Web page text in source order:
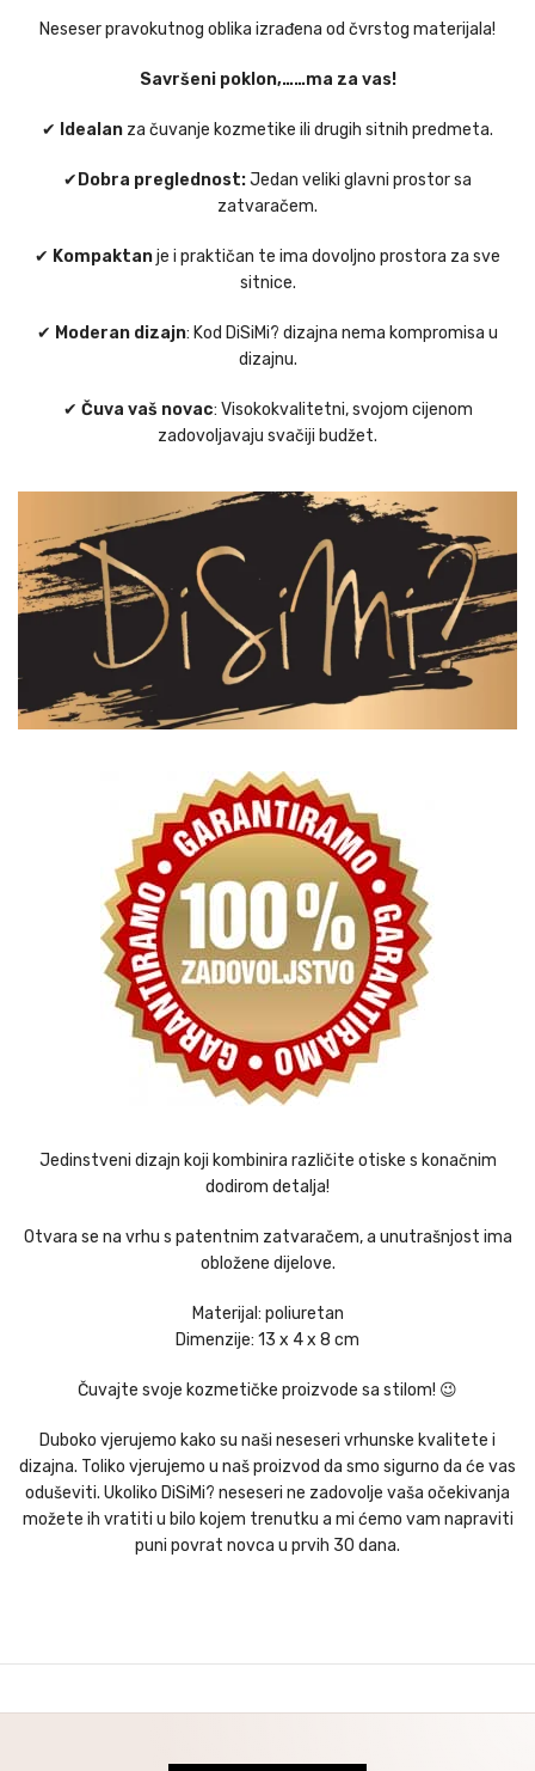
Neseser pravokutnog oblika izrađena od čvrstog materijala!
Savršeni poklon,……ma za vas!
✔ Idealan za čuvanje kozmetike ili drugih sitnih predmeta.
✔ Dobra preglednost:Jedan veliki glavni prostor sa
zatvaračem.
✔ Kompaktanje i praktičan te ima dovoljno prostora za sve
sitnice.
✔ Moderan dizajn: Kod DiSiMi? dizajna nema kompromisa u
dizajnu.
✔ Čuva vaš novac: Visokokvalitetni, svojom cijenom
zadovoljavaju svačiji budžet.
Jedinstveni dizajn koji kombinira različite otiske s konačnim
dodirom detalja!
Otvara se na vrhu s patentnim zatvaračem, a unutrašnjost ima
obložene dijelove.
Materijal: poliuretan
Dimenzije: 13 x 4 x 8 cm
Čuvajte svoje kozmetičke proizvode sa stilom! 😉
Duboko vjerujemo kako su naši neseseri vrhunske kvalitete i
dizajna. Toliko vjerujemo u naš proizvod da smo sigurno da će vas
oduševiti. Ukoliko DiSiMi? neseseri ne zadovolje vaša očekivanja
možete ih vratiti u bilo kojem trenutku a mi ćemo vam napraviti
puni povrat novca u prvih 30 dana.